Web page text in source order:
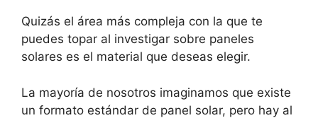
Quizás el área más compleja con la que te
puedes topar al investigar sobre paneles
solares es el material que deseas elegir.
La mayoría de nosotros imaginamos que existe
un formato estándar de panel solar, pero hay al